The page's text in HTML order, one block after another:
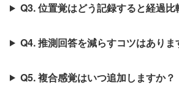
Q3. 位置覚はどう記録すると経過比
Q4. 推測回答を減らすコツはありま
Q5. 複合感覚はいつ追加しますか？